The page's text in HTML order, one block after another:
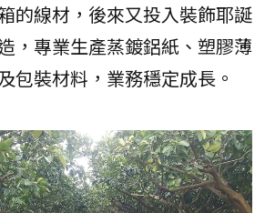
的線材，後來又投入裝飾耶誕
，專業生產蒸鍍鋁紙、塑膠薄
包裝材料，業務穩定成長。